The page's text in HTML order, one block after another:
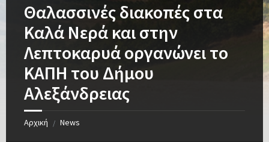
Θαλασσινές διακοπές στα
Καλά Νερά και στην
Λεπτοκαρυά οργανώνει το
ΚΑΠΗ του Δήμου
Αλεξάνδρειας
Αρχική / News